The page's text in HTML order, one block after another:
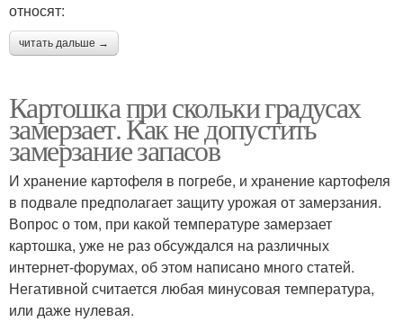
относят:
читать дальше →
Картошка при скольки градусах
замерзает. Как не допустить
замерзание запасов
И хранение картофеля в погребе, и хранение картофеля
в подвале предполагает защиту урожая от замерзания.
Вопрос о том, при какой температуре замерзает
картошка, уже не раз обсуждался на различных
интернет-форумах, об этом написано много статей.
Негативной считается любая минусовая температура,
или даже нулевая.